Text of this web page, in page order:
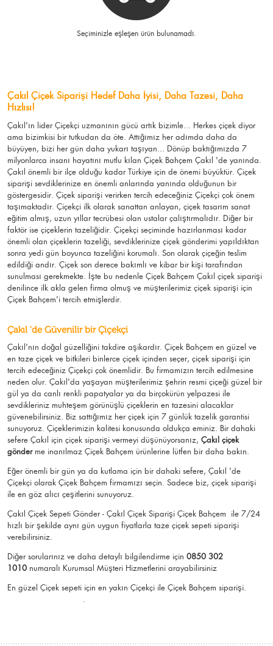
Seçiminizle eşleşen ürün bulunamadı.
Çakıl Çiçek Siparişi Hedef Daha İyisi, Daha Tazesi, Daha
Hızlısı!
Çakıl'ın lider Çiçekçi uzmanının gücü artık bizimle... Herkes çiçek diyor
ama bizimkisi bir tutkudan da öte. Attığımız her adımda daha da
büyüyen, bizi her gün daha yukarı taşıyan... Dönüp baktığımızda 7
milyonlarca insanı hayatını mutlu kılan Çiçek Bahçem Çakıl 'de yanında.
Çakıl önemli bir ilçe olduğu kadar Türkiye için de önemi büyüktür. Çiçek
siparişi sevdiklerinize en önemli anlarında yanında olduğunun bir
göstergesidir. Çiçek siparişi verirken tercih edeceğiniz Çiçekçi çok önem
taşımaktadır. Çiçekçi ilk olarak sanattan anlayan, çiçek tasarım sanat
eğitim almış, uzun yıllar tecrübesi olan ustalar çalıştırmalıdır. Diğer bir
faktör ise çiçeklerin tazeliğidir. Çiçekçi seçiminde hazırlanması kadar
önemli olan çiçeklerin tazeliği, sevdiklerinize çiçek gönderimi yapıldıktan
sonra yedi gün boyunca tazeliğini korumalı. Son olarak çiçeğin teslim
edildiği andır. Çiçek son derece bakımlı ve kibar bir kişi tarafından
sunulması gerekmekte. İşte bu nedenle Çiçek Bahçem Çakıl çiçek siparişi
denilince ilk akla gelen firma olmuş ve müşterilerimiz çiçek siparişi için
Çiçek Bahçem'i tercih etmişlerdir.
Çakıl 'de Güvenilir bir Çiçekçi
Çakıl'nın doğal güzelliğini takdire aşikardır. Çiçek Bahçem en güzel ve
en taze çiçek ve bitkileri binlerce çiçek içinden seçer, çiçek siparişi için
tercih edeceğiniz Çiçekçi çok önemlidir. Bu firmamızın tercih edilmesine
neden olur. Çakıl'da yaşayan müşterilerimiz şehrin resmi çiçeği güzel bir
gül ya da canlı renkli papatyalar ya da birçokürün yelpazesi ile
sevdikleriniz muhteşem görünüşlü çiçeklerin en tazesini alacaklar
güvenebilirsiniz. Biz sattığımız her çiçek için 7 günlük tazelik garantisi
sunuyoruz. Çiçeklerimizin kalitesi konusunda oldukça eminiz. Bir dahaki
sefere Çakıl için çiçek siparişi vermeyi düşünüyorsanız, Çakıl çiçek
gönderme inanılmaz Çiçek Bahçem ürünlerine lütfen bir daha bakın.
Eğer önemli bir gün ya da kutlama için bir dahaki sefere, Çakıl 'de
Çiçekçi olarak Çiçek Bahçem firmamızı seçin. Sadece biz, çiçek siparişi
ile en göz alıcı çeşitlerini sunuyoruz.
Çakıl Çiçek Sepeti Gönder - Çakıl Çiçek Siparişi Çiçek Bahçem ile 7/24
hızlı bir şekilde aynı gün uygun fiyatlarla taze çiçek sepeti siparişi
verebilirsiniz.
Diğer sorularınız ve daha detaylı bilgilendirme için 0850 302
1010 numaralı Kurumsal Müşteri Hizmetlerini arayabilirsiniz
En güzel Çiçek sepeti için en yakın Çiçekçi ile Çiçek Bahçem siparişi.
.